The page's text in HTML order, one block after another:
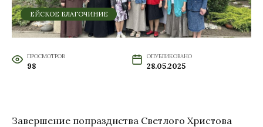
ЕЙСКОЕ БЛАГОЧИНИЕ
ПРОСМОТРОВ
98
ОПУБЛИКОВАНО
28.05.2025
Завершение попразднства Светлого Христова